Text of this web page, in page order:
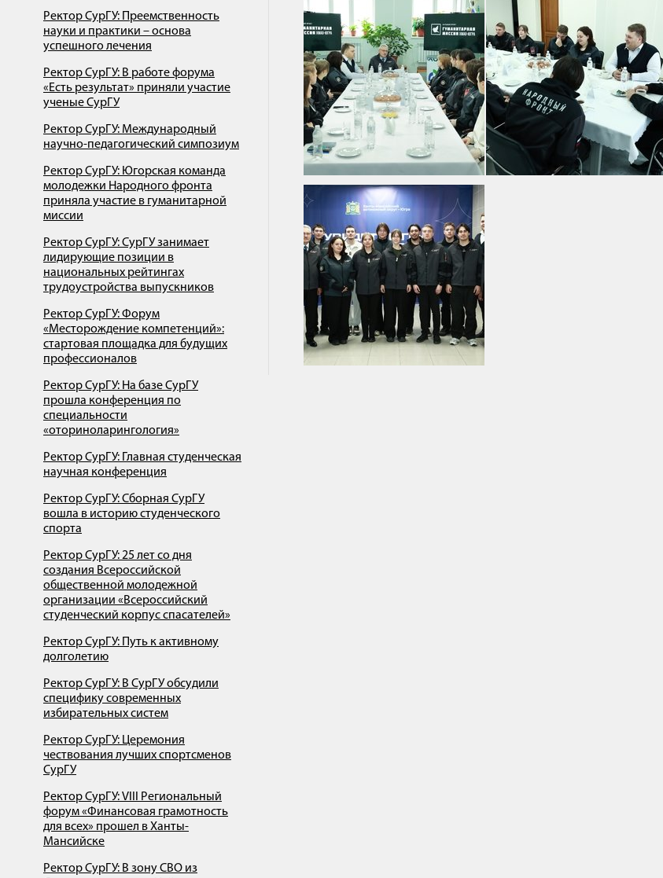
Ректор СурГУ: Преемственность
науки и практики – основа
успешного лечения
Ректор СурГУ: В работе форума
«Есть результат» приняли участие
ученые СурГУ
Ректор СурГУ: Международный
научно-педагогический симпозиум
Ректор СурГУ: Югорская команда
молодежки Народного фронта
приняла участие в гуманитарной
миссии
Ректор СурГУ: СурГУ занимает
лидирующие позиции в
национальных рейтингах
трудоустройства выпускников
Ректор СурГУ: Форум
«Месторождение компетенций»:
стартовая площадка для будущих
профессионалов
Ректор СурГУ: На базе СурГУ
прошла конференция по
специальности
«оториноларингология»
Ректор СурГУ: Главная студенческая
научная конференция
Ректор СурГУ: Сборная СурГУ
вошла в историю студенческого
спорта
Ректор СурГУ: 25 лет со дня
создания Всероссийской
общественной молодежной
организации «Всероссийский
студенческий корпус спасателей»
Ректор СурГУ: Путь к активному
долголетию
Ректор СурГУ: В СурГУ обсудили
специфику современных
избирательных систем
Ректор СурГУ: Церемония
чествования лучших спортсменов
СурГУ
Ректор СурГУ: VIII Региональный
форум «Финансовая грамотность
для всех» прошел в Ханты-
Мансийске
Ректор СурГУ: В зону СВО из